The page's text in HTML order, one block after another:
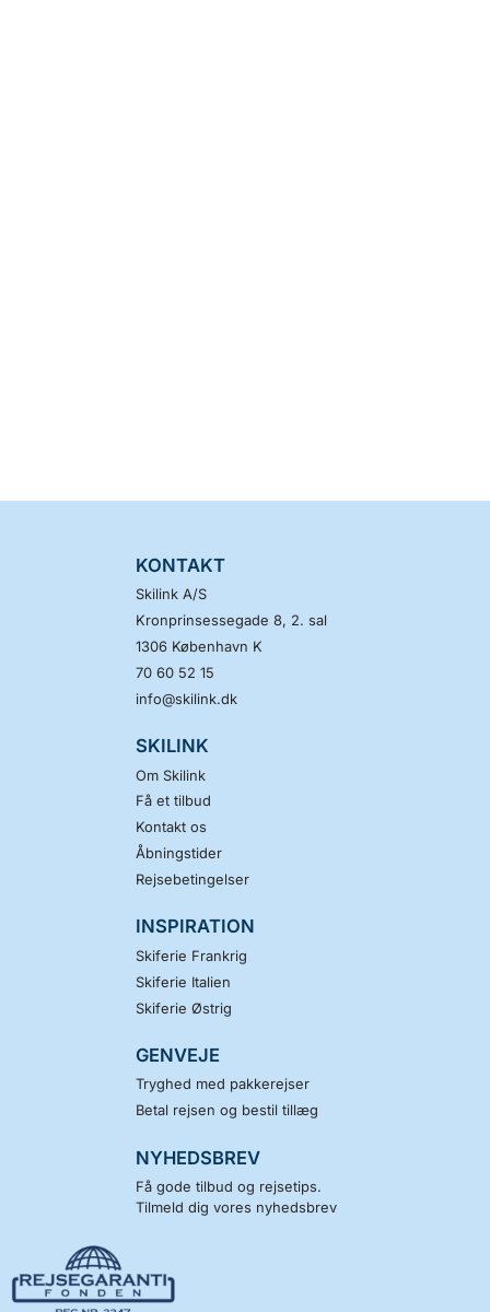
KONTAKT
Skilink A/S
Kronprinsessegade 8, 2. sal
1306 København K
70 60 52 15
info@skilink.dk
SKILINK
Om Skilink
Få et tilbud
Kontakt os
Åbningstider
Rejsebetingelser
INSPIRATION
Skiferie Frankrig
Skiferie Italien
Skiferie Østrig
GENVEJE
Tryghed med pakkerejser
Betal rejsen og bestil tillæg
NYHEDSBREV
Få gode tilbud og rejsetips.
Tilmeld dig vores nyhedsbrev